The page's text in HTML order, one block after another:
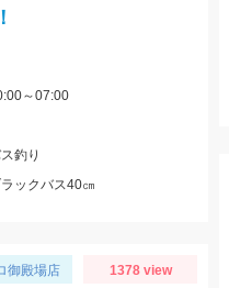
～07:00
釣り
ックバス40㎝
御殿場店 1378 view